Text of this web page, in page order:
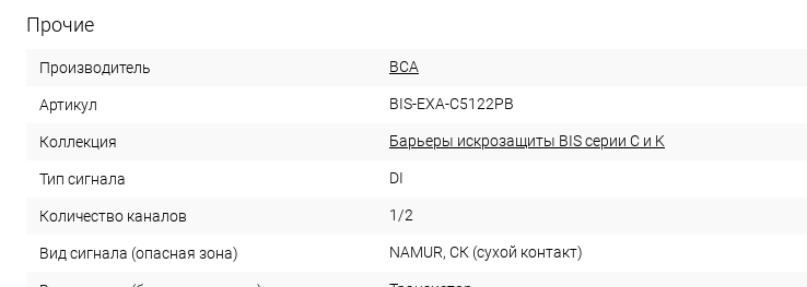
Прочие
Производитель ВСА
Артикул BIS-EXA-C5122PB
Коллекция Барьеры искрозащиты BIS серии С и K
Тип сигнала DI
Количество каналов 1/2
Вид сигнала (опасная зона) NAMUR, СК (сухой контакт)